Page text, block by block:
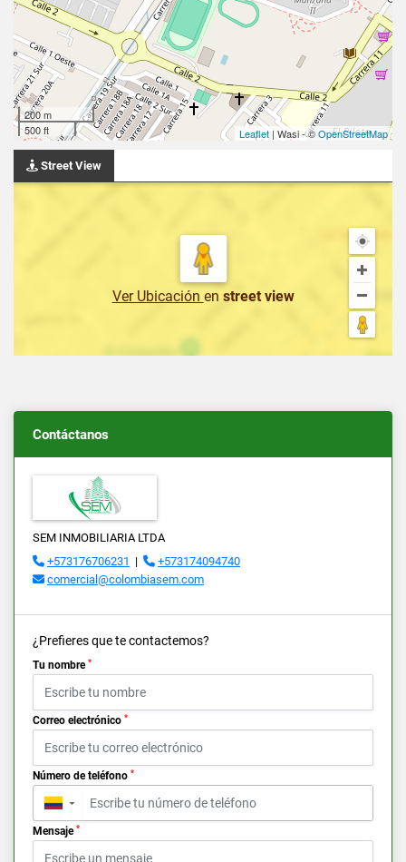
200 m
500 ft
Leaflet | Wasi - ©OpenStreetMap
Street View
Ver Ubicación en street view
Contáctanos
SEM INMOBILIARIA LTDA
+573176706231 |
+573174094740
comercial@colombiasem.com
¿Prefieres que te contactemos?
Tu nombre *
Correo electrónico *
Número de teléfono *
▼
Mensaje *